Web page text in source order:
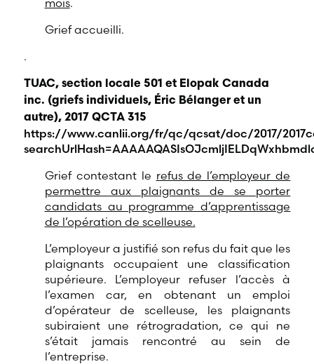
mois.
Grief accueilli.
.
TUAC, section locale 501 et Elopak Canada
inc. (griefs individuels, Éric Bélanger et un
autre), 2017 QCTA 315
https://www.canlii.org/fr/qc/qcsat/doc/2017/
Grief contestant le refus de l’employeur de
permettre aux plaignants de se porter
candidats au programme d’apprentissage
de l’opération de scelleuse.
L’employeur a justifié son refus du fait que les
plaignants occupaient une classification
supérieure. L’employeur refuser l’accès à
l’examen car, en obtenant un emploi
d’opérateur de scelleuse, les plaignants
subiraient une rétrogradation, ce qui ne
s’était jamais rencontré au sein de
l’entreprise.